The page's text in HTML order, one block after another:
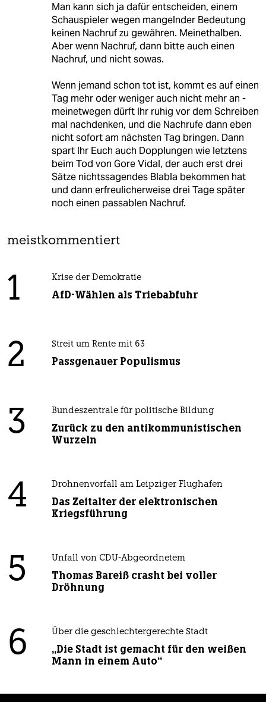
Man kann sich ja dafür entscheiden, einem
Schauspieler wegen mangelnder Bedeutung
keinen Nachruf zu gewähren. Meinethalben.
Aber wenn Nachruf, dann bitte auch einen
Nachruf, und nicht sowas.
Wenn jemand schon tot ist, kommt es auf einen
Tag mehr oder weniger auch nicht mehr an -
meinetwegen dürft Ihr ruhig vor dem Schreiben
mal nachdenken, und die Nachrufe dann eben
nicht sofort am nächsten Tag bringen. Dann
spart Ihr Euch auch Dopplungen wie letztens
beim Tod von Gore Vidal, der auch erst drei
Sätze nichtssagendes Blabla bekommen hat
und dann erfreulicherweise drei Tage später
noch einen passablen Nachruf.
meistkommentiert
1 Krise der Demokratie
AfD-Wählen als Triebabfuhr
2 Streit um Rente mit 63
Passgenauer Populismus
3 Bundeszentrale für politische Bildung
Zurück zu den antikommunistischen
Wurzeln
4 Drohnenvorfall am Leipziger Flughafen
Das Zeitalter der elektronischen
Kriegsführung
5 Unfall von CDU-Abgeordnetem
Thomas Bareiß crasht bei voller
Dröhnung
6 Über die geschlechtergerechte Stadt
„Die Stadt ist gemacht für den weißen
Mann in einem Auto“